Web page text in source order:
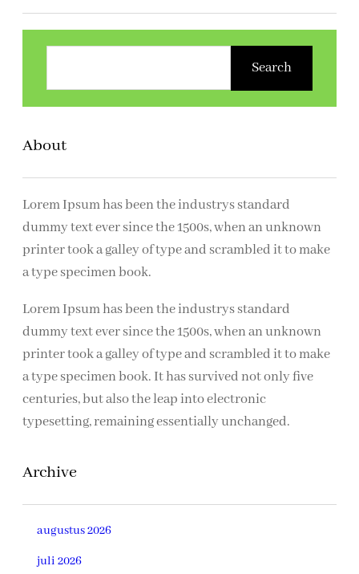
k
n
Search
About
Lorem Ipsum has been the industrys standard
dummy text ever since the 1500s, when an unknown
printer took a galley of type and scrambled it to make
a type specimen book.
Lorem Ipsum has been the industrys standard
dummy text ever since the 1500s, when an unknown
printer took a galley of type and scrambled it to make
a type specimen book. It has survived not only five
centuries, but also the leap into electronic
typesetting, remaining essentially unchanged.
Archive
augustus 2026
juli 2026